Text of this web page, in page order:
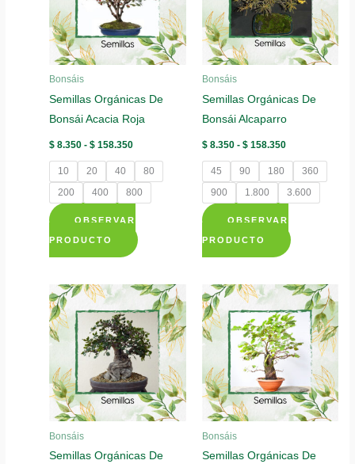
pueden
elegir
la
página
producto
se
pueden
elegir
la
producto
Bonsáis
Semillas Orgánicas De
Bonsái Acacia Roja
$ 8.350 - $ 158.350
precios:
$ 8.350
hasta
$ 158.350
10 20 40
80
200
400 800
OBSERVAR
PRODUCTO
Este
múltiples
variantes.
Las
opciones
se
pueden
elegir
la
Bonsáis
Semillas Orgánicas De
Bonsái Alcaparro
$8.350 - $158.350Rango
precios:
$ 8.350
hasta
$ 158.350
45 90 180
360
900
1.800 3.600
OBSERVAR
PRODUCTO
Este
múltiples
variantes.
Las
opciones
pueden
elegir
la
Bonsáis
Semillas Orgánicas De
Bonsáis
Semillas Orgánicas De